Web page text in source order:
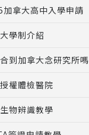
加拿大高中入學申請
學制介紹
合到加拿大念研究所嗎
權體檢醫院
物辨識教學